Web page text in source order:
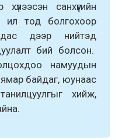
санхүүгийн
ил тод болгохоор
дээр нийтэд
бий болсон.
намуудын
байдаг, юунаас
танилцуулгыгхийж,